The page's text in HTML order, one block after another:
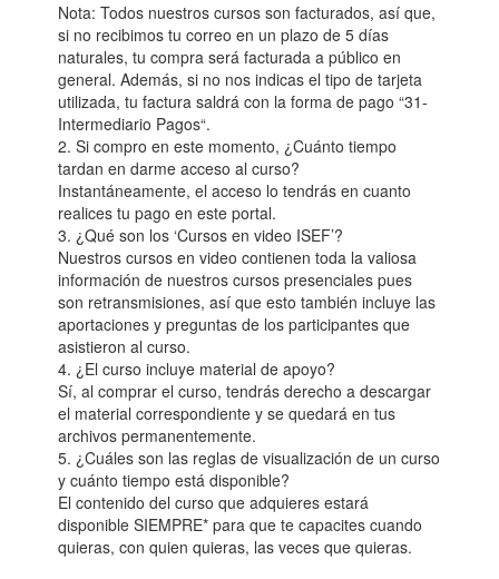
Nota: Todos nuestros cursos son facturados, así que,
si no recibimos tu correo en un plazo de 5 días
naturales, tu compra será facturada a público en
general. Además, si no nos indicas el tipo de tarjeta
utilizada, tu factura saldrá con la forma de pago “31-
Intermediario Pagos“.
2. Si compro en este momento, ¿Cuánto tiempo
tardan en darme acceso al curso?
Instantáneamente, el acceso lo tendrás en cuanto
realices tu pago en este portal.
3. ¿Qué son los ‘Cursos en video ISEF’?
Nuestros cursos en video contienen toda la valiosa
información de nuestros cursos presenciales pues
son retransmisiones, así que esto también incluye las
aportaciones y preguntas de los participantes que
asistieron al curso.
4. ¿El curso incluye material de apoyo?
Sí, al comprar el curso, tendrás derecho a descargar
el material correspondiente y se quedará en tus
archivos permanentemente.
5. ¿Cuáles son las reglas de visualización de un curso
y cuánto tiempo está disponible?
El contenido del curso que adquieres estará
disponible SIEMPRE* para que te capacites cuando
quieras, con quien quieras, las veces que quieras.